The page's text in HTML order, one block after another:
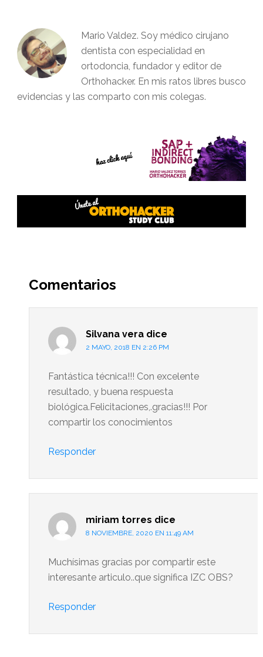
Mario Valdez. Soy médico cirujano
dentista con especialidad en
ortodoncia, fundador y editor de
Orthohacker. En mis ratos libres busco
evidencias y las comparto con mis colegas.
del
lector
Comentarios
Silvana vera dice
2 MAYO, 2018 EN 2:26 PM
Fantástica técnica!!! Con excelente
resultado, y buena respuesta
biológica.Felicitaciones,.gracias!!! Por
compartir los conocimientos
Responder
miriam torres dice
8 NOVIEMBRE, 2020 EN 11:49 AM
Muchísimas gracias por compartir este
interesante articulo..que significa IZC OBS?
Responder